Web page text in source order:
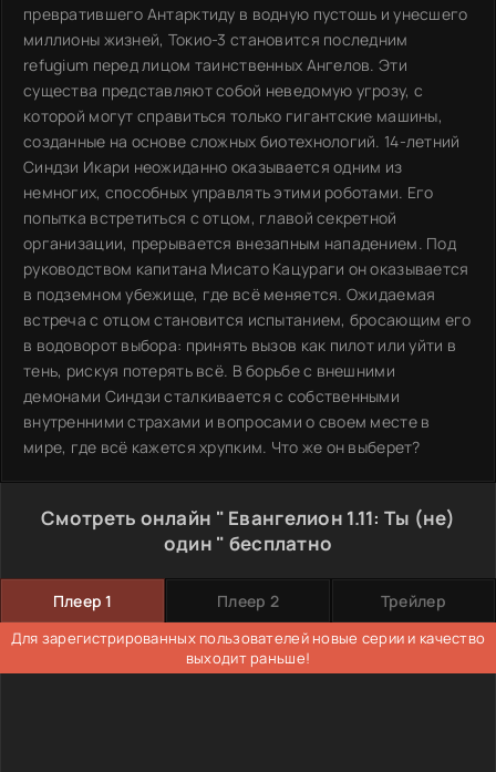
превратившего Антарктиду в водную пустошь и унесшего
миллионы жизней, Токио-3 становится последним
refugium перед лицом таинственных Ангелов. Эти
существа представляют собой неведомую угрозу, с
которой могут справиться только гигантские машины,
созданные на основе сложных биотехнологий. 14-летний
Синдзи Икари неожиданно оказывается одним из
немногих, способных управлять этими роботами. Его
попытка встретиться с отцом, главой секретной
организации, прерывается внезапным нападением. Под
руководством капитана Мисато Кацураги он оказывается
в подземном убежище, где всё меняется. Ожидаемая
встреча с отцом становится испытанием, бросающим его
в водоворот выбора: принять вызов как пилот или уйти в
тень, рискуя потерять всё. В борьбе с внешними
демонами Синдзи сталкивается с собственными
внутренними страхами и вопросами о своем месте в
мире, где всё кажется хрупким. Что же он выберет?
Смотреть онлайн " Евангелион 1.11: Ты (не)
один " бесплатно
Плеер 1 Плеер 2 Трейлер
Для зарегистрированных пользователей новые серии и качество
выходит раньше!